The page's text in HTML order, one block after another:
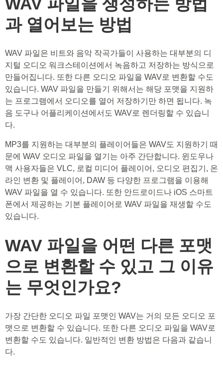
과 열어보는 방법
WAV 파일은 비트와 음악 작곡가들이 사용하는 대부분의 디
지털 오디오 워크스테이션에서 녹음하고 저장하는 방식으로
만들어집니다. 또한 다른 오디오 파일을 WAV로 변환할 수도
있습니다. WAV 파일을 만들기 위해서는 해당 포맷을 지원하
는 프로그램에서 오디오를 열어 저장하기만 하면 됩니다. 녹
음 도구나 어플리케이션에서도 WAV로 렌더링할 수 있습니
다.
MP3를 지원하는 대부분의 플레이어들은 WAV도 지원하기 때
문에 WAV 오디오 파일을 열기는 아주 간단합니다. 윈도우나
맥 사용자들은 VLC, 로컬 미디어 플레이어, 오디오 편집기, 온
라인 변환 및 플레이어, DAW 등 다양한 프로그램을 이용해
WAV 파일을 열 수 있습니다. 또한 안드로이드나 iOS 스마트
폰에서 제공하는 기본 플레이어로 WAV 파일을 재생할 수도
있습니다.
WAV 파일을 어떤 다른 포맷
으로 변환할 수 있고 그 이유
는 무엇인가요?
가장 간단한 오디오 파일 포맷인 WAV는 거의 모든 오디오 포
맷으로 변환할 수 있습니다. 또한 다른 오디오 파일을 WAV로
변환할 수도 있습니다. 일반적인 변환 방법은 다음과 같습니
다.